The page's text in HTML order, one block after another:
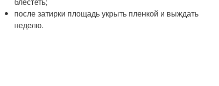
после затирки площадь укрыть пленкой и выждать
неделю.